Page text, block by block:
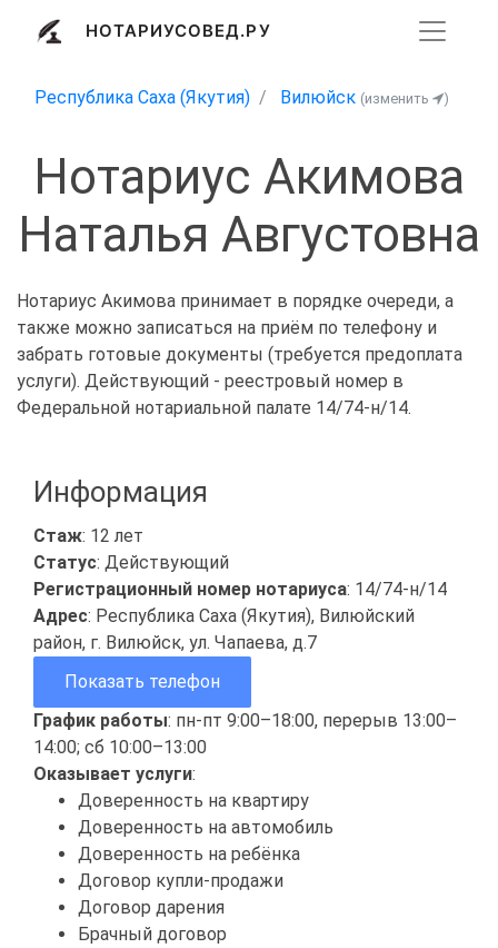
НОТАРИУСОВЕД.РУ
Республика Саха (Якутия) Вилюйск (изменить )
Нотариус Акимова
Наталья Августовна
Нотариус Акимова принимает в порядке очереди, а
также можно записаться на приём по телефону и
забрать готовые документы (требуется предоплата
услуги). Действующий - реестровый номер в
Федеральной нотариальной палате 14/74-н/14.
Информация
Стаж: 12 лет
Статус: Действующий
Регистрационный номер нотариуса: 14/74-н/14
Адрес: Республика Саха (Якутия), Вилюйский
район, г. Вилюйск, ул. Чапаева, д.7
Показать телефон
График работы: пн-пт 9:00–18:00, перерыв 13:00–
14:00; сб 10:00–13:00
Оказывает услуги:
Доверенность на квартиру
Доверенность на автомобиль
Доверенность на ребёнка
Договор купли-продажи
Договор дарения
Брачный договор